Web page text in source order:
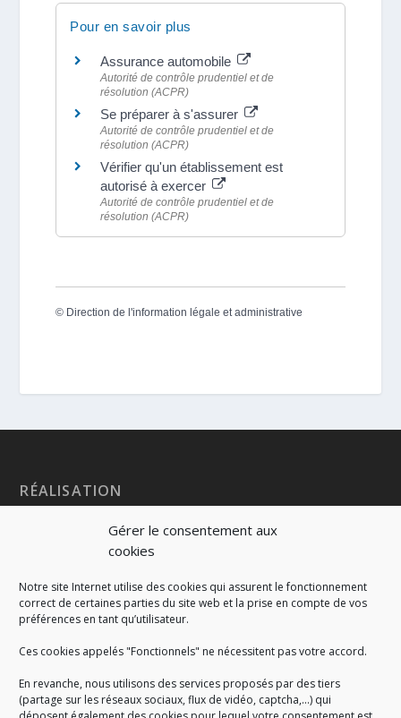
Gérer le consentement aux
cookies
Notre site Internet utilise des cookies qui assurent le fonctionnement
correct de certaines parties du site web et la prise en compte de vos
préférences en tant qu’utilisateur.
Ces cookies appelés "Fonctionnels" ne nécessitent pas votre accord.
En revanche, nous utilisons des services proposés par des tiers
(partage sur les réseaux sociaux, flux de vidéo, captcha,...) qui
Pour en savoir plus
Assurance automobile
Autorité de contrôle prudentiel et de
résolution (ACPR)
Se préparer à s'assurer
Autorité de contrôle prudentiel et de
résolution (ACPR)
Vérifier qu'un établissement est
autorisé à exercer
Autorité de contrôle prudentiel et de
résolution (ACPR)
© Direction de l'information légale et administrative
RÉALISATION